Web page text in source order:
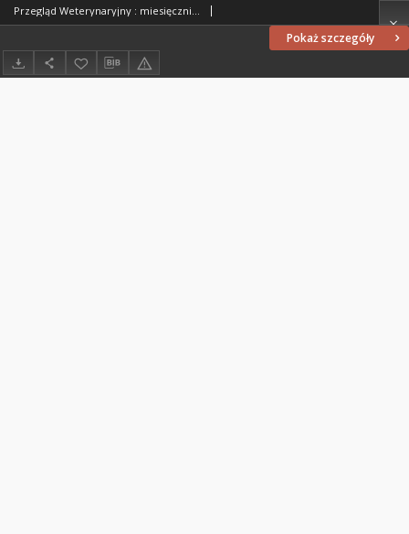
Pokaż szczegóły
Przegląd Weterynaryjny : miesięcznik poświęcony medycynie weterynaryjnej : wychodzi przy współpracy grona profesorów Akademji Medycyny Weterynaryjnej i Lwowskiego Koła Zrzeszenia Lekarzy Weterynaryjnych Rzeczypospolitej Polskiej we Lwowie, 1931 R. 44, Spis treści i indeksy